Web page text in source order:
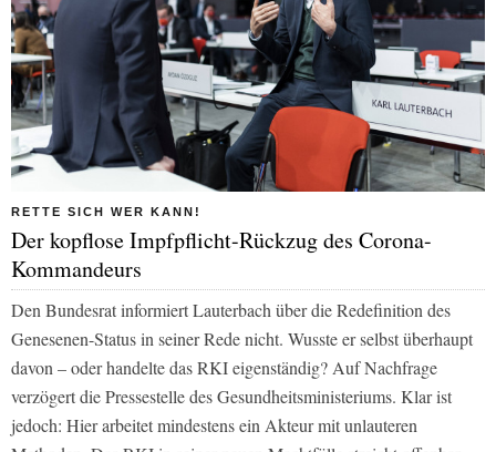
RETTE SICH WER KANN!
Der kopflose Impfpflicht-Rückzug des Corona-
Kommandeurs
Den Bundesrat informiert Lauterbach über die Redefinition des
Genesenen-Status in seiner Rede nicht. Wusste er selbst überhaupt
davon – oder handelte das RKI eigenständig? Auf Nachfrage
verzögert die Pressestelle des Gesundheitsministeriums. Klar ist
jedoch: Hier arbeitet mindestens ein Akteur mit unlauteren